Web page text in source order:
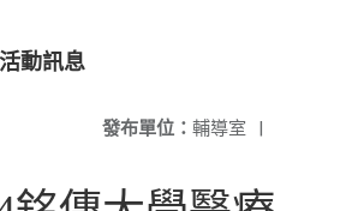
動訊息
發布單位： 輔導室 |